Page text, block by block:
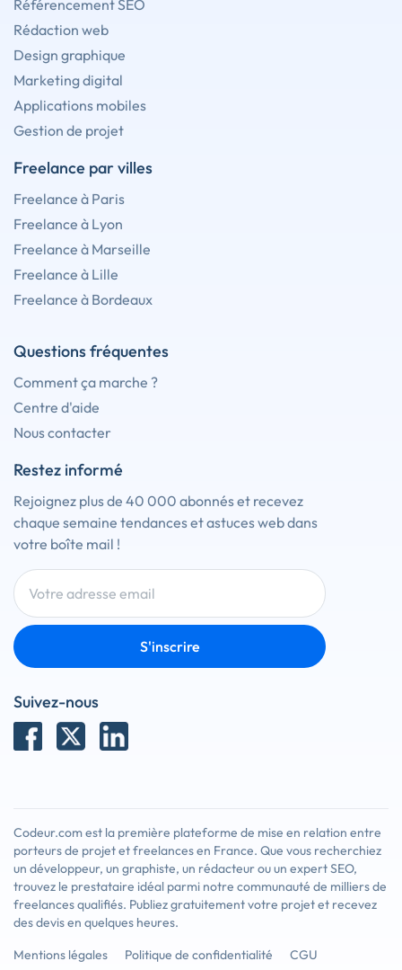
Référencement SEO
Rédaction web
Design graphique
Marketing digital
Applications mobiles
Gestion de projet
Freelance par villes
Freelance à Paris
Freelance à Lyon
Freelance à Marseille
Freelance à Lille
Freelance à Bordeaux
Questions fréquentes
Comment ça marche ?
Centre d'aide
Nous contacter
Restez informé
Rejoignez plus de 40 000 abonnés et recevez
chaque semaine tendances et astuces web dans
votre boîte mail !
S'inscrire
Suivez-nous
Codeur.com est la première plateforme de mise en relation entre
porteurs de projet et freelances en France. Que vous recherchiez
un développeur, un graphiste, un rédacteur ou un expert SEO,
trouvez le prestataire idéal parmi notre communauté de milliers de
freelances qualifiés. Publiez gratuitement votre projet et recevez
des devis en quelques heures.
Mentions légales
Politique de confidentialité CGU